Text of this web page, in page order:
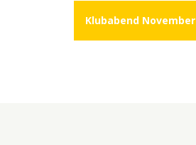
Klubabend November